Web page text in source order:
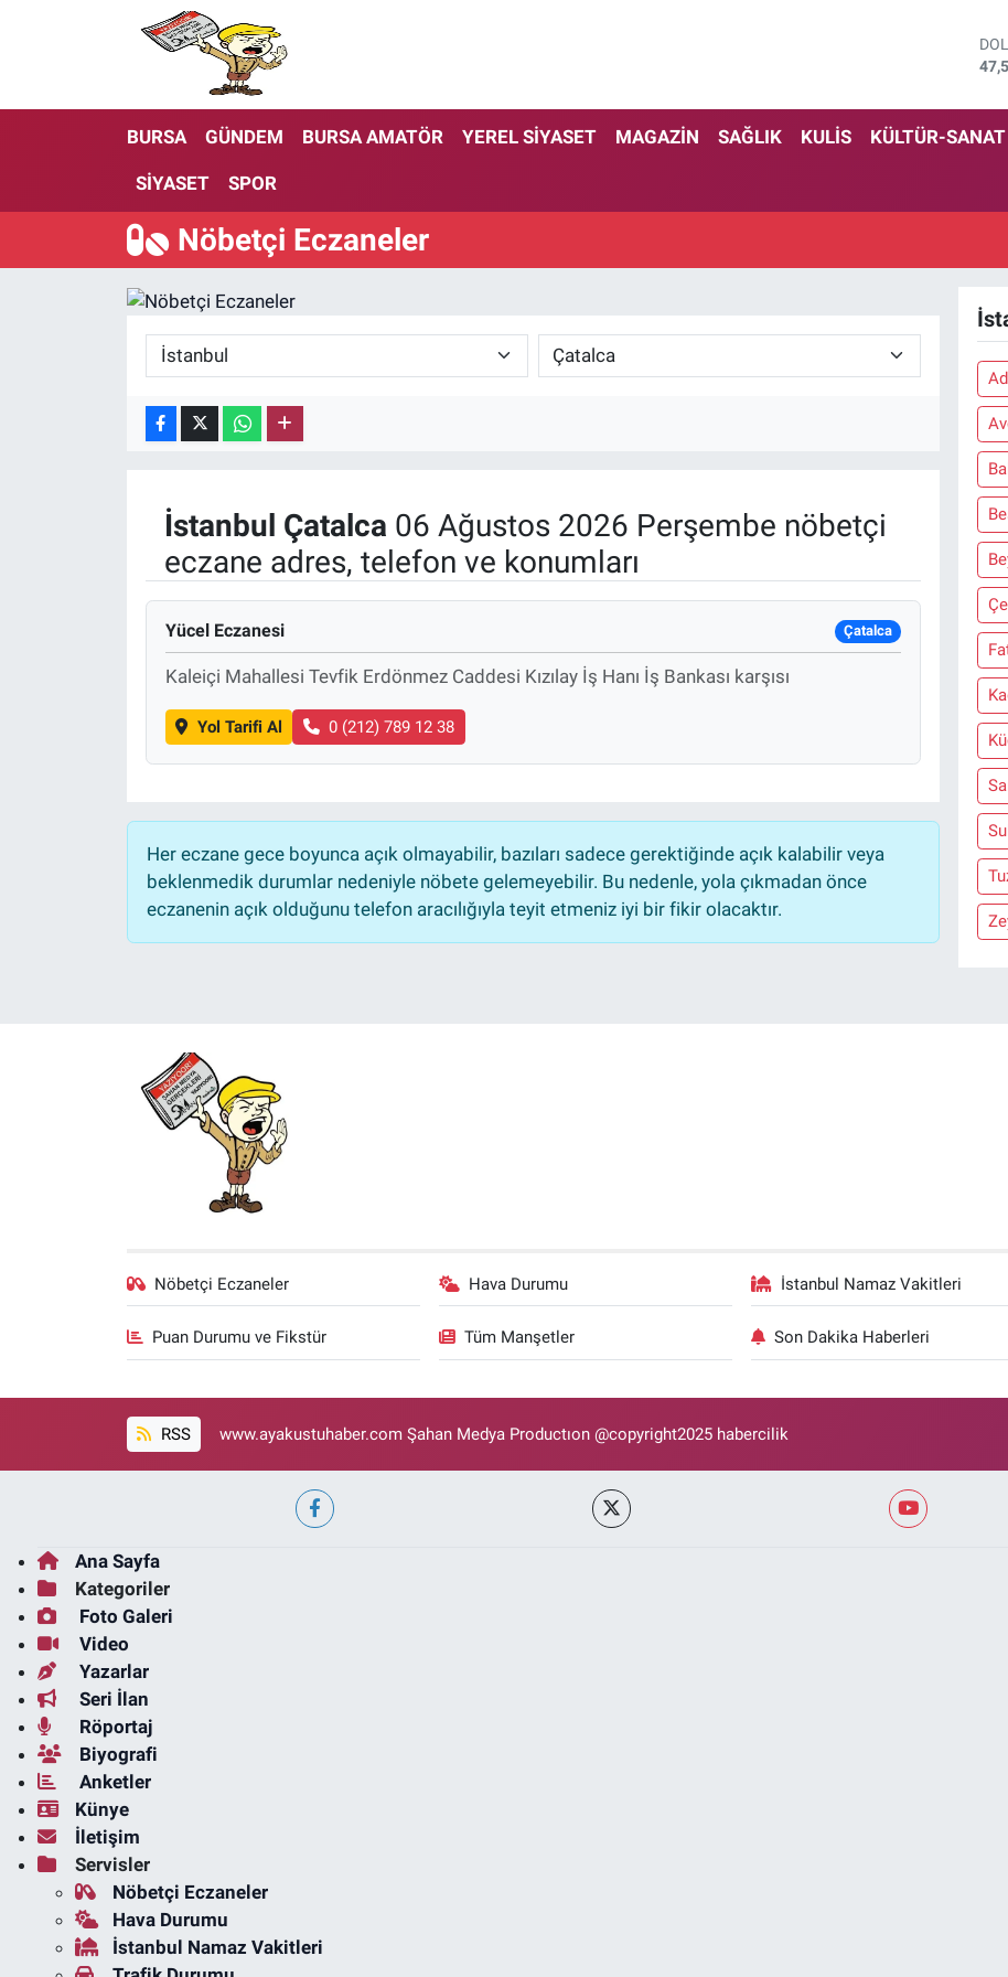
BURSA GÜNDEM BURSA AMATÖR YEREL SİYASET MAGAZİN SAĞLIK KULİS KÜLTÜR-SANAT
SİYASET SPOR
Nöbetçi Eczaneler
İstanbul Çatalca 06 Ağustos 2026 Perşembe nöbetçi
eczane adres, telefon ve konumları
Yücel Eczanesi Çatalca
Kaleiçi Mahallesi Tevfik Erdönmez Caddesi Kızılay İş Hanı İş Bankası karşısı
Yol Tarifi Al 0 (212) 789 12 38
Her eczane gece boyunca açık olmayabilir, bazıları sadece gerektiğinde açık kalabilir veya
beklenmedik durumlar nedeniyle nöbete gelemeyebilir. Bu nedenle, yola çıkmadan önce
eczanenin açık olduğunu telefon aracılığıyla teyit etmeniz iyi bir fikir olacaktır.
Nöbetçi Eczaneler Hava Durumu İstanbul Namaz Vakitleri
Puan Durumu ve Fikstür Tüm Manşetler Son Dakika Haberleri
RSS www.ayakustuhaber.com Şahan Medya Productıon @copyright2025 habercilik
Ana Sayfa
Kategoriler
Foto Galeri
Video
Yazarlar
Seri İlan
Röportaj
Biyografi
Anketler
Künye
İletişim
Servisler
Nöbetçi Eczaneler
Hava Durumu
İstanbul Namaz Vakitleri